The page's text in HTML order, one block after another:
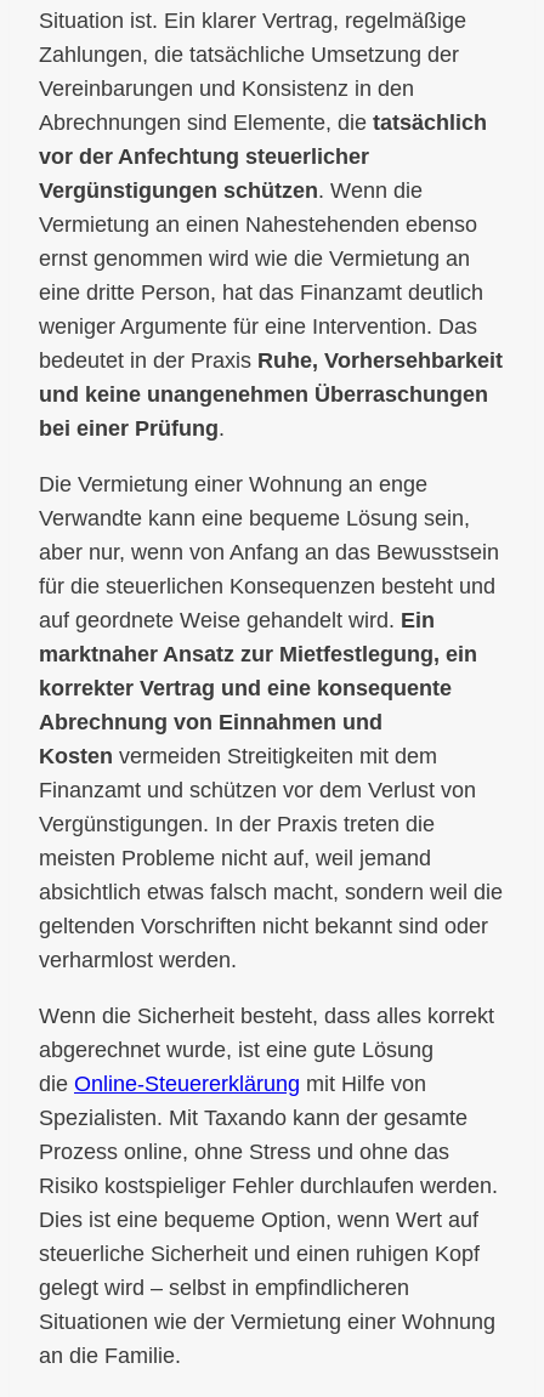
Situation ist. Ein klarer Vertrag, regelmäßige
Zahlungen, die tatsächliche Umsetzung der
Vereinbarungen und Konsistenz in den
Abrechnungen sind Elemente, die tatsächlich
vor der Anfechtung steuerlicher
Vergünstigungen schützen. Wenn die
Vermietung an einen Nahestehenden ebenso
ernst genommen wird wie die Vermietung an
eine dritte Person, hat das Finanzamt deutlich
weniger Argumente für eine Intervention. Das
bedeutet in der Praxis Ruhe, Vorhersehbarkeit
und keine unangenehmen Überraschungen
bei einer Prüfung.
Die Vermietung einer Wohnung an enge
Verwandte kann eine bequeme Lösung sein,
aber nur, wenn von Anfang an das Bewusstsein
für die steuerlichen Konsequenzen besteht und
auf geordnete Weise gehandelt wird. Ein
marktnaher Ansatz zur Mietfestlegung, ein
korrekter Vertrag und eine konsequente
Abrechnung von Einnahmen und
Kosten vermeiden Streitigkeiten mit dem
Finanzamt und schützen vor dem Verlust von
Vergünstigungen. In der Praxis treten die
meisten Probleme nicht auf, weil jemand
absichtlich etwas falsch macht, sondern weil die
geltenden Vorschriften nicht bekannt sind oder
verharmlost werden.
Wenn die Sicherheit besteht, dass alles korrekt
abgerechnet wurde, ist eine gute Lösung
die Online-Steuererklärung mit Hilfe von
Spezialisten. Mit Taxando kann der gesamte
Prozess online, ohne Stress und ohne das
Risiko kostspieliger Fehler durchlaufen werden.
Dies ist eine bequeme Option, wenn Wert auf
steuerliche Sicherheit und einen ruhigen Kopf
gelegt wird – selbst in empfindlicheren
Situationen wie der Vermietung einer Wohnung
an die Familie.